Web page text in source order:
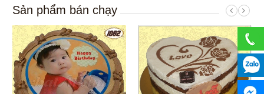
Sản phẩm bán chạy